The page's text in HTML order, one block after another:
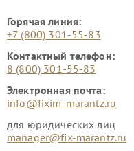
Горячая линия:
+7 (800) 301-55-83
Контактный телефон:
8 (800) 301-55-83
Электронная почта:
info@fixim-marantz.ru
для юридических лиц
manager@fix-marantz.ru